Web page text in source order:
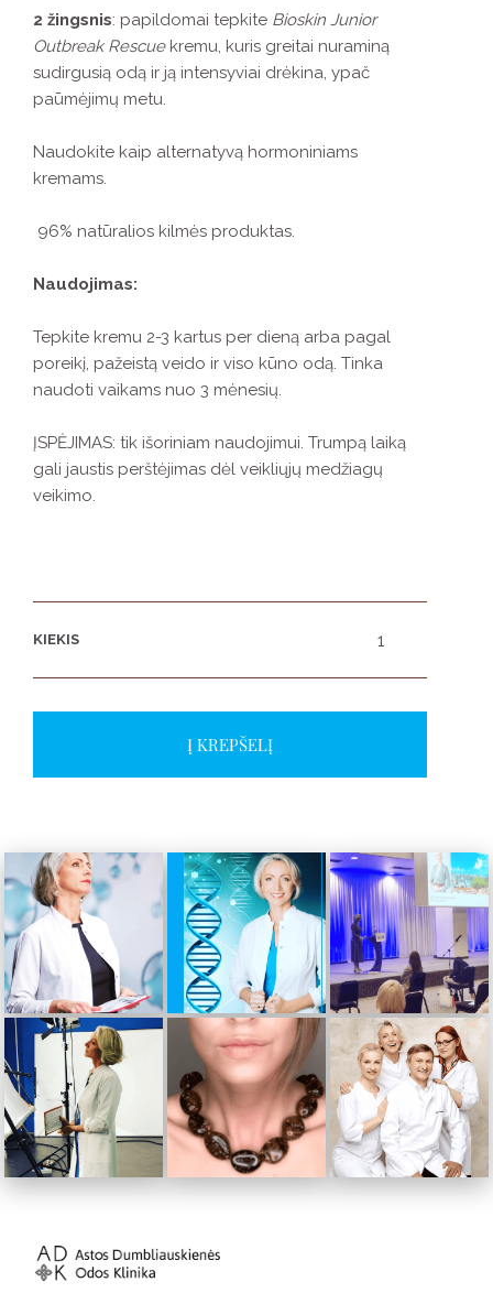
2 žingsnis: papildomai tepkite Bioskin Junior
Outbreak Rescuekremu, kuris greitai nuraminą
sudirgusią odą ir ją intensyviai drėkina, ypač
paūmėjimų metu.
Naudokite kaip alternatyvą hormoniniams
kremams.
96% natūralios kilmės produktas.
Naudojimas:
Tepkite kremu 2-3 kartus per dieną arba pagal
poreikį, pažeistą veido ir viso kūno odą. Tinka
naudoti vaikams nuo 3 mėnesių.
ĮSPĖJIMAS: tik išoriniam naudojimui. Trumpą laiką
gali jaustis perštėjimas dėl veikliųjų medžiagų
veikimo.
KIEKIS